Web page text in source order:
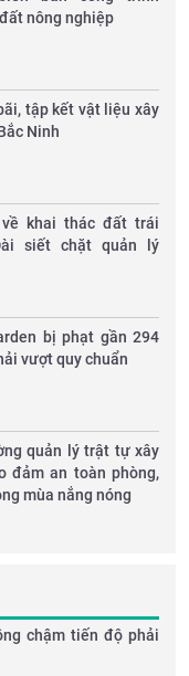
nông nghiệp
tập kết vật liệu xây
Ninh
khai thác đất trái
siết chặt quản lý
bị phạt gần 294
vượt quy chuẩn
quản lý trật tự xây
đảm an toàn phòng,
mùa nắng nóng
chậm tiến độ phải